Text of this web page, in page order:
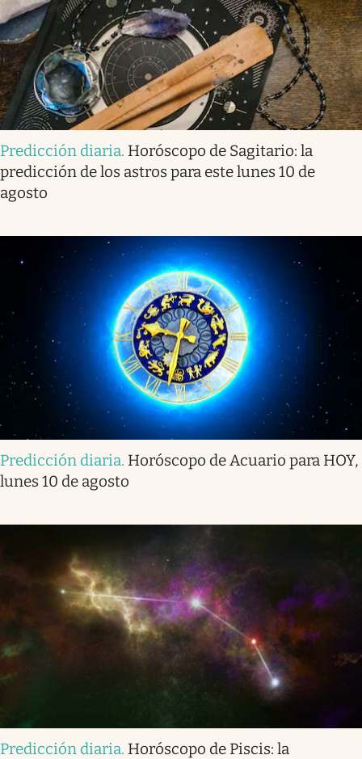
Predicción diaria. Horóscopo de Sagitario: la
predicción de los astros para este lunes 10 de
agosto
Predicción diaria. Horóscopo de Acuario para HOY,
lunes 10 de agosto
Predicción diaria. Horóscopo de Piscis: la